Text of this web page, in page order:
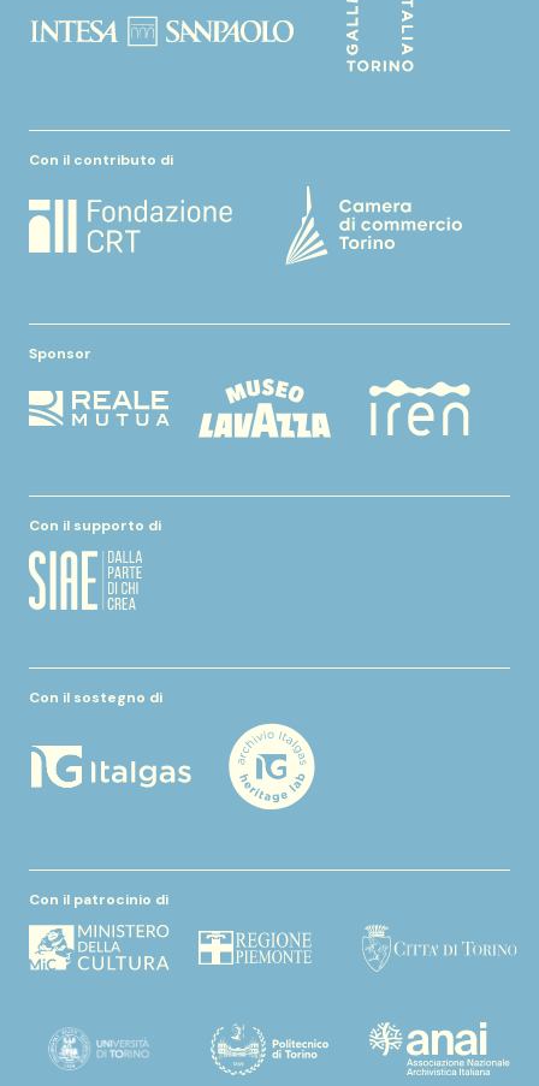
Con il contributo di
Sponsor
Con il supporto di
Con il sostegno di
Con il patrocinio di